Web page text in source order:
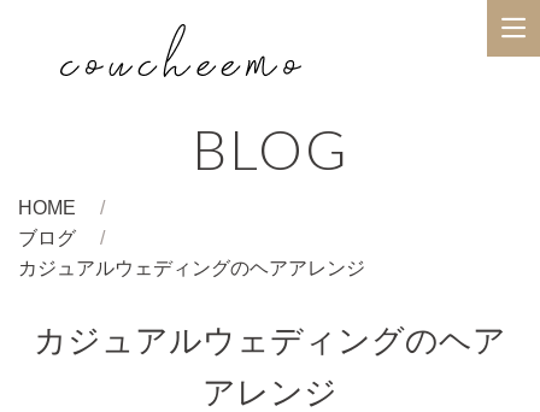
BLOG
HOME
ブログ
カジュアルウェディングのヘアアレンジ
カジュアルウェディングのヘア
アレンジ